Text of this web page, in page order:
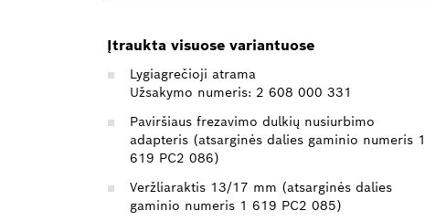
Įtraukta visuose variantuose
Lygiagrečioji atrama
Užsakymo numeris: 2 608 000 331
Paviršiaus frezavimo dulkių nusiurbimo
adapteris (atsarginės dalies gaminio numeris 1
619 PC2 086)
Veržliaraktis 13/17 mm (atsarginės dalies
gaminio numeris 1 619 PC2 085)